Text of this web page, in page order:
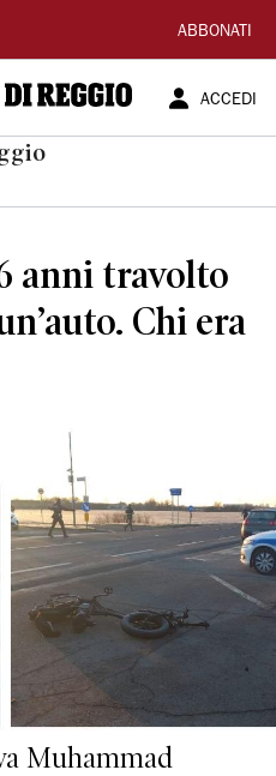
ABBONATI
ACCEDI
anni travolto
Chi era
Muhammad